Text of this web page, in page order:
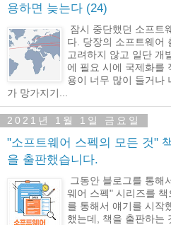
용하면 늦는다 (24)
잠시 중단했던 소프트
다. 당장의 소프트웨어
고려하지 않고 일단 개
에 필요 시에 국제화를
용이 너무 많이 들거나
가 망가지기...
2021년 1월 1일 금요일
"소프트웨어 스펙의 모든 것"
을 출판했습니다.
그동안 블로그를 통해
웨어 스펙" 시리즈를
를 통해서 얘기를 시작
했는데, 책을 출판하는